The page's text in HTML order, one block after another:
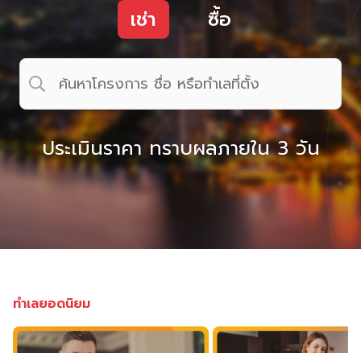
เช่า
ซื้อ
ประเมินราคา ทราบผลภายใน 3 วัน
ทำเลยอดนิยม